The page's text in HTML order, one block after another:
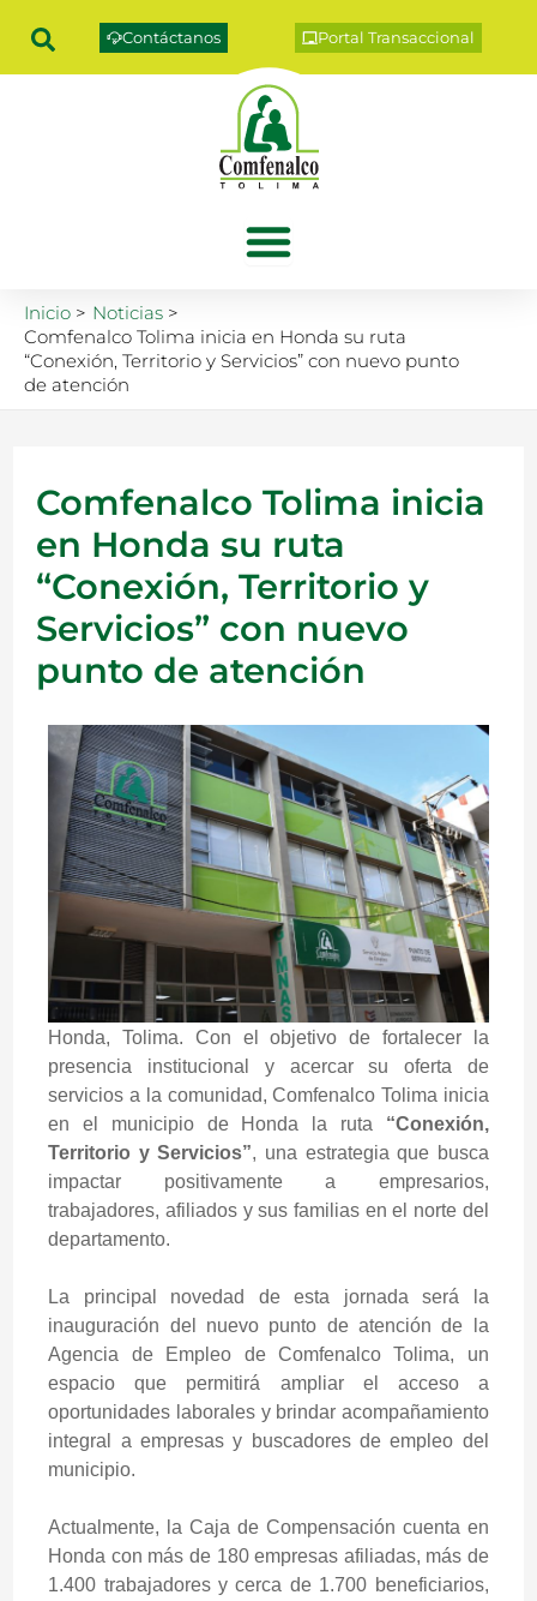
Portal Transaccional
Contáctanos
Inicio
Noticias
Comfenalco Tolima inicia en Honda su ruta
“Conexión, Territorio y Servicios” con nuevo punto
de atención
Comfenalco Tolima inicia
en Honda su ruta
“Conexión, Territorio y
Servicios” con nuevo
punto de atención
Honda, Tolima. Con el objetivo de fortalecer la
presencia institucional y acercar su oferta de
servicios a la comunidad, Comfenalco Tolima inicia
en el municipio de Honda la ruta “Conexión,
Territorio y Servicios”, una estrategia que busca
impactar positivamente a empresarios,
trabajadores, afiliados y sus familias en el norte del
departamento.
La principal novedad de esta jornada será la
inauguración del nuevo punto de atención de la
Agencia de Empleo de Comfenalco Tolima, un
espacio que permitirá ampliar el acceso a
oportunidades laborales y brindar acompañamiento
integral a empresas y buscadores de empleo del
municipio.
Actualmente, la Caja de Compensación cuenta en
Honda con más de 180 empresas afiliadas, más de
1.400 trabajadores y cerca de 1.700 beneficiarios,